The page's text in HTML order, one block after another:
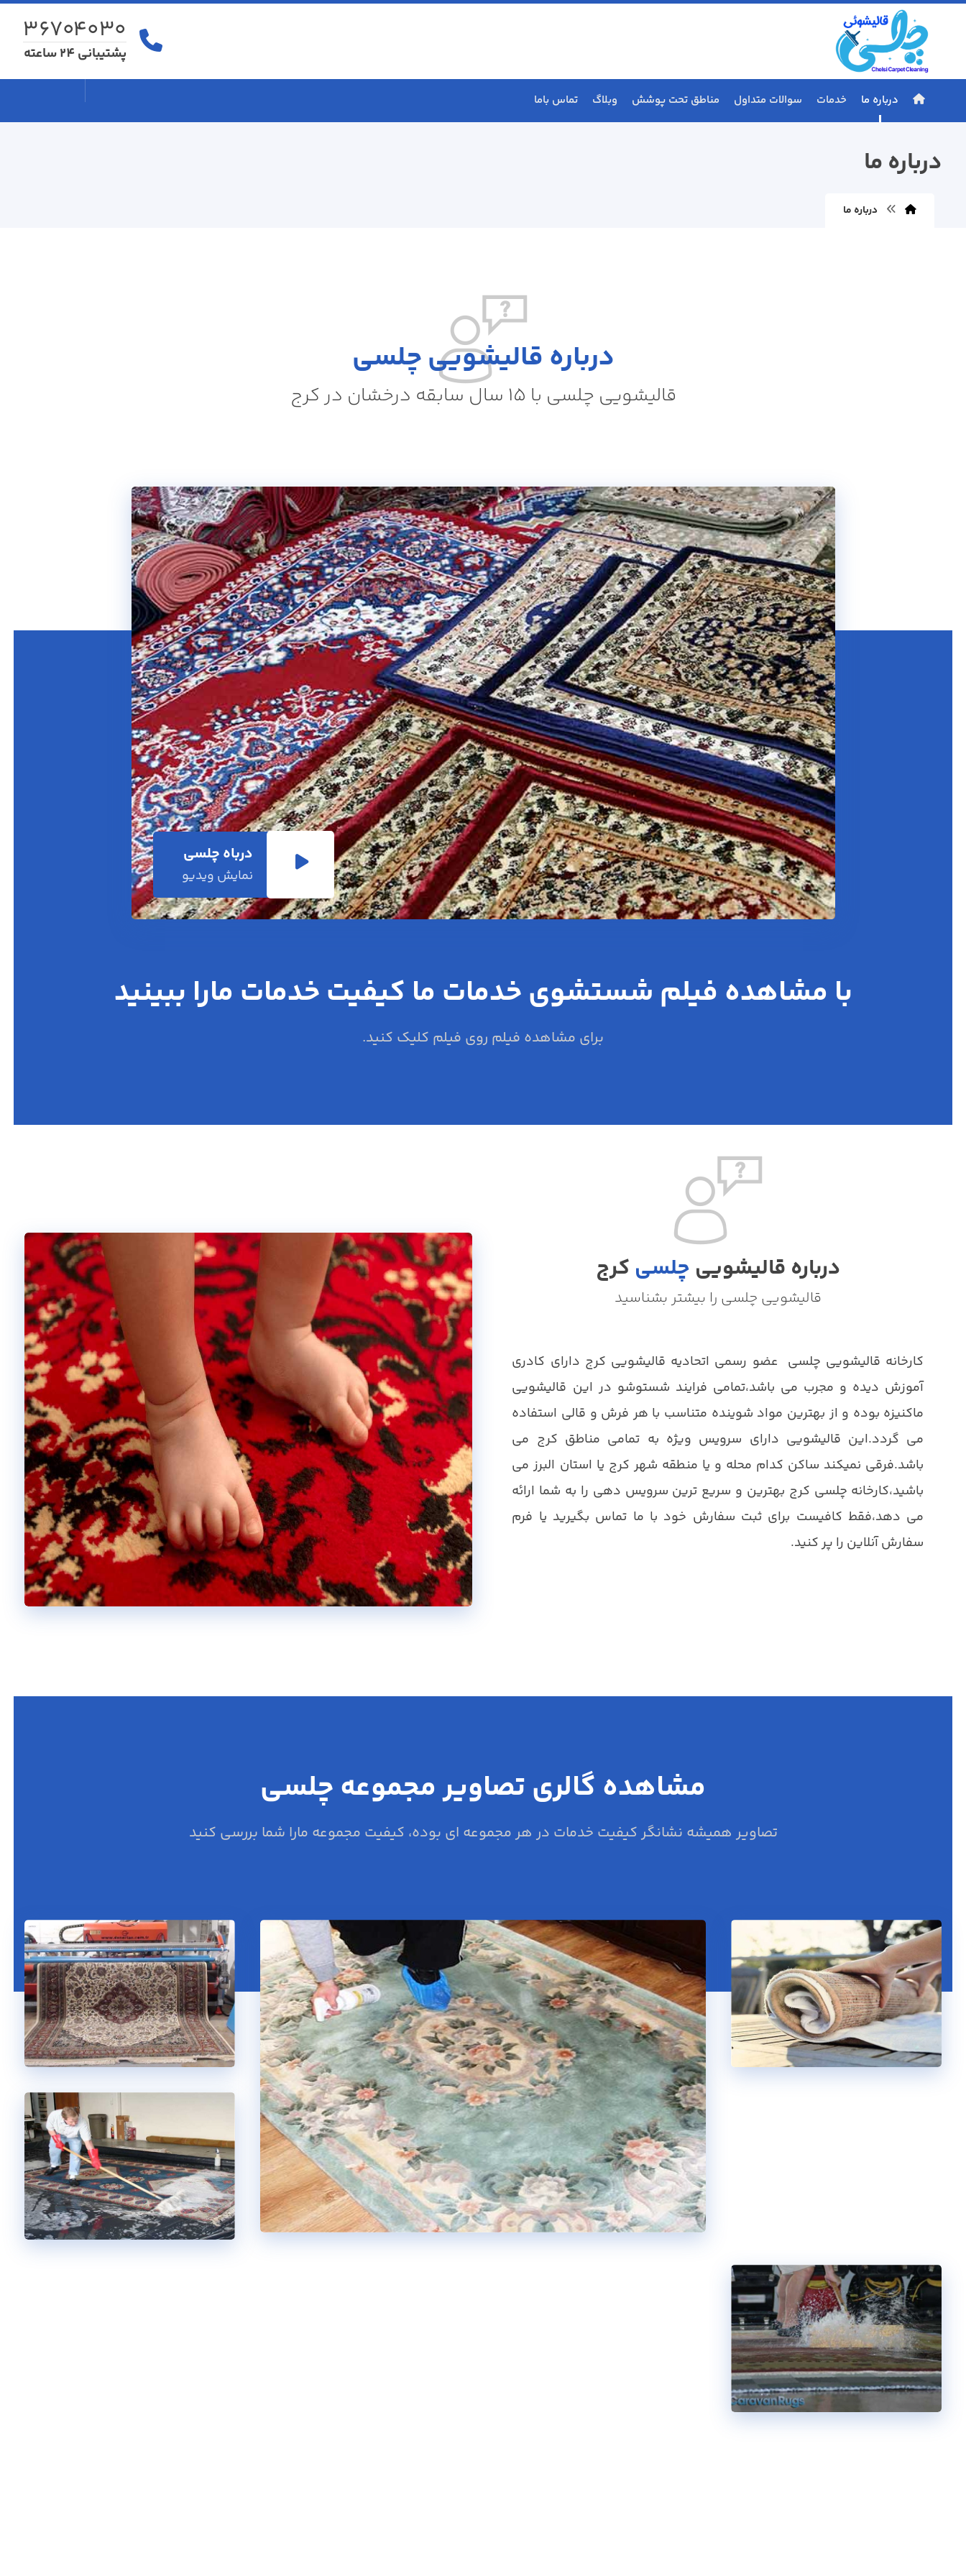
۳۶۷۰۴۰۳۰
پشتیبانی 24 ساعته
درباره ما خدمات سوالات متداول مناطق تحت پوشش وبلاگ تماس باما
درباره ما
درباره ما
درباره قالیشویی چلسی
قالیشویی چلسی با ۱۵ سال سابقه درخشان در کرج
درباه چلسی
نمایش ویدیو
با مشاهده فیلم شستشوی خدمات ما کیفیت خدمات مارا ببینید
برای مشاهده فیلم روی فیلم کلیک کنید.
درباره قالیشویی چلسی کرج
قالیشویی چلسی را بیشتر بشناسید
کارخانه قالیشویی چلسی عضو رسمی اتحادیه قالیشویی کرج دارای کادری
آموزش دیده و مجرب می باشد،تمامی فرایند شستوشو در این قالیشویی
ماکنیزه بوده و از بهترین مواد شوینده متناسب با هر فرش و قالی استفاده
می گردد.این قالیشویی دارای سرویس ویژه به تمامی مناطق کرج می
باشد.فرقی نمیکند ساکن کدام محله و یا منطقه شهر کرج یا استان البرز می
باشید،کارخانه چلسی کرج بهترین و سریع ترین سرویس دهی را به شما ارائه
می دهد،فقط کافیست برای ثبت سفارش خود با ما تماس بگیرید یا فرم
سفارش آنلاین را پر کنید.
مشاهده گالری تصاویر مجموعه چلسی
تصاویر همیشه نشانگر کیفیت خدمات در هر مجموعه ای بوده، کیفیت مجموعه مارا شما بررسی کنید